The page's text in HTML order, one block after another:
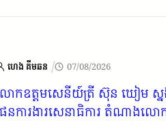
ហេង គីមឆន / 07/08/2026
ក​ឧត្ដមសេនីយ៍​ត្រី​ ស៊ុន​ ឃៀម​​ ស្នង
នការ​ងារ​សេនាធិការ​ តំណាង​លោ